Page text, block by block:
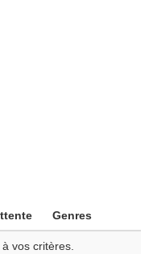
Genres
vos critères.